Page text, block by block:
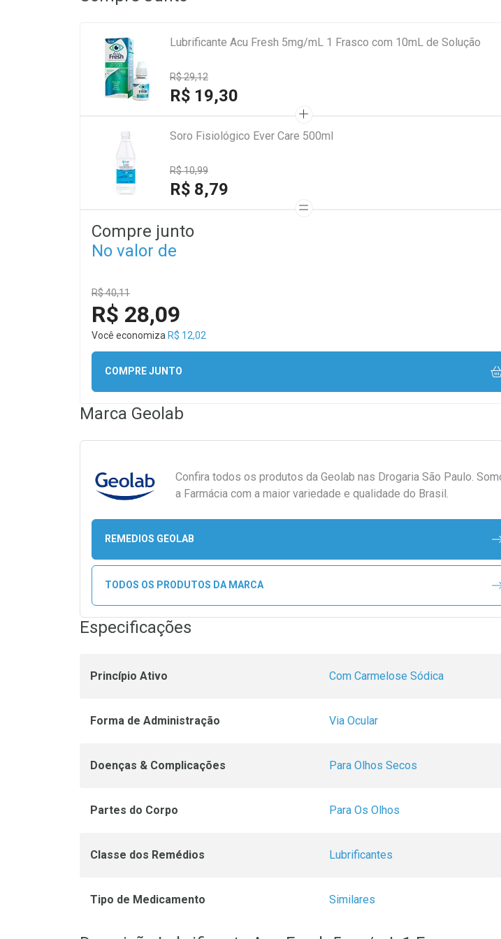
Lubrificante Acu Fresh 5mg/mL 1 Frasco com 10mL de Solução
R$ 29,12
R$ 19,30
Soro Fisiológico Ever Care 500ml
R$ 10,99
R$ 8,79
Compre junto
No valor de
R$ 40,11
R$ 28,09
Você economiza R$ 12,02
COMPRE JUNTO
Marca Geolab
Confira todos os produtos da Geolab nas Drogaria São Paulo.
a Farmácia com a maior variedade e qualidade do Brasil.
REMEDIOS GEOLAB
TODOS OS PRODUTOS DA MARCA
Especificações
Princípio Ativo Com Carmelose Sódica
Forma de Administração Via Ocular
Doenças & Complicações Para Olhos Secos
Partes do Corpo Para Os Olhos
Classe dos Remédios Lubrificantes
Tipo de Medicamento Similares